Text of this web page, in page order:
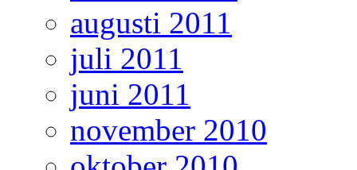
augusti 2011
juli 2011
juni 2011
november 2010